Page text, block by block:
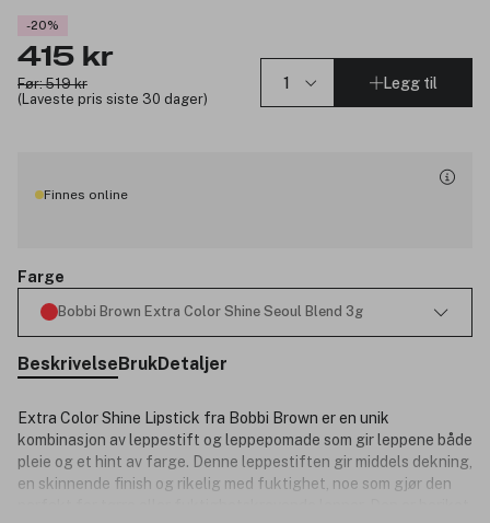
-20%
415 kr
Før: 519 kr
(Laveste pris siste 30 dager)
Legg til
Finnes online
Farge
Bobbi Brown Extra Color Shine Seoul Blend 3g
BeskrivelseBrukDetaljer
Extra Color Shine Lipstick fra Bobbi Brown er en unik
kombinasjon av leppestift og leppepomade som gir leppene både
pleie og et hint av farge. Denne leppestiften gir middels dekning,
en skinnende finish og rikelig med fuktighet, noe som gjør den